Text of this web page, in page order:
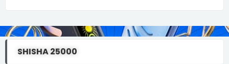
SHISHA 25000